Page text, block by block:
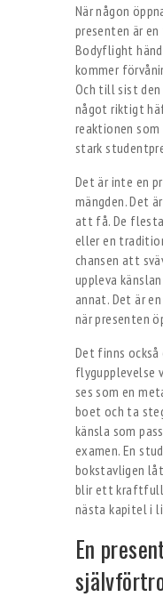
När någon
presenten är
Bodyflight
kommer
Och till sist
något riktigt
reaktionen
stark
Det är inte en
mängden. Det
att få. De
eller en
chansen att
uppleva
annat. Det är
när presenten
Det finns
flygupplevelse
ses som en
boet och ta
känsla som
examen. En
bokstavligen
blir ett
nästa kapitel i
En